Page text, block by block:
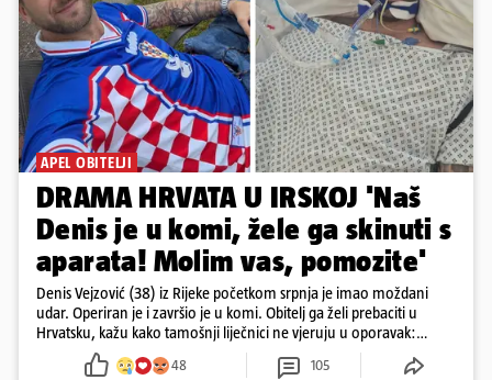
APEL OBITELJI
DRAMA HRVATA U IRSKOJ 'Naš
Denis je u komi, žele ga skinuti s
aparata! Molim vas, pomozite'
Denis Vejzović (38) iz Rijeke početkom srpnja je imao moždani
udar. Operiran je i završio je u komi. Obitelj ga želi prebaciti u
Hrvatsku, kažu kako tamošnji liječnici ne vjeruju u oporavak:
'Imamo 72 sata'
48 105